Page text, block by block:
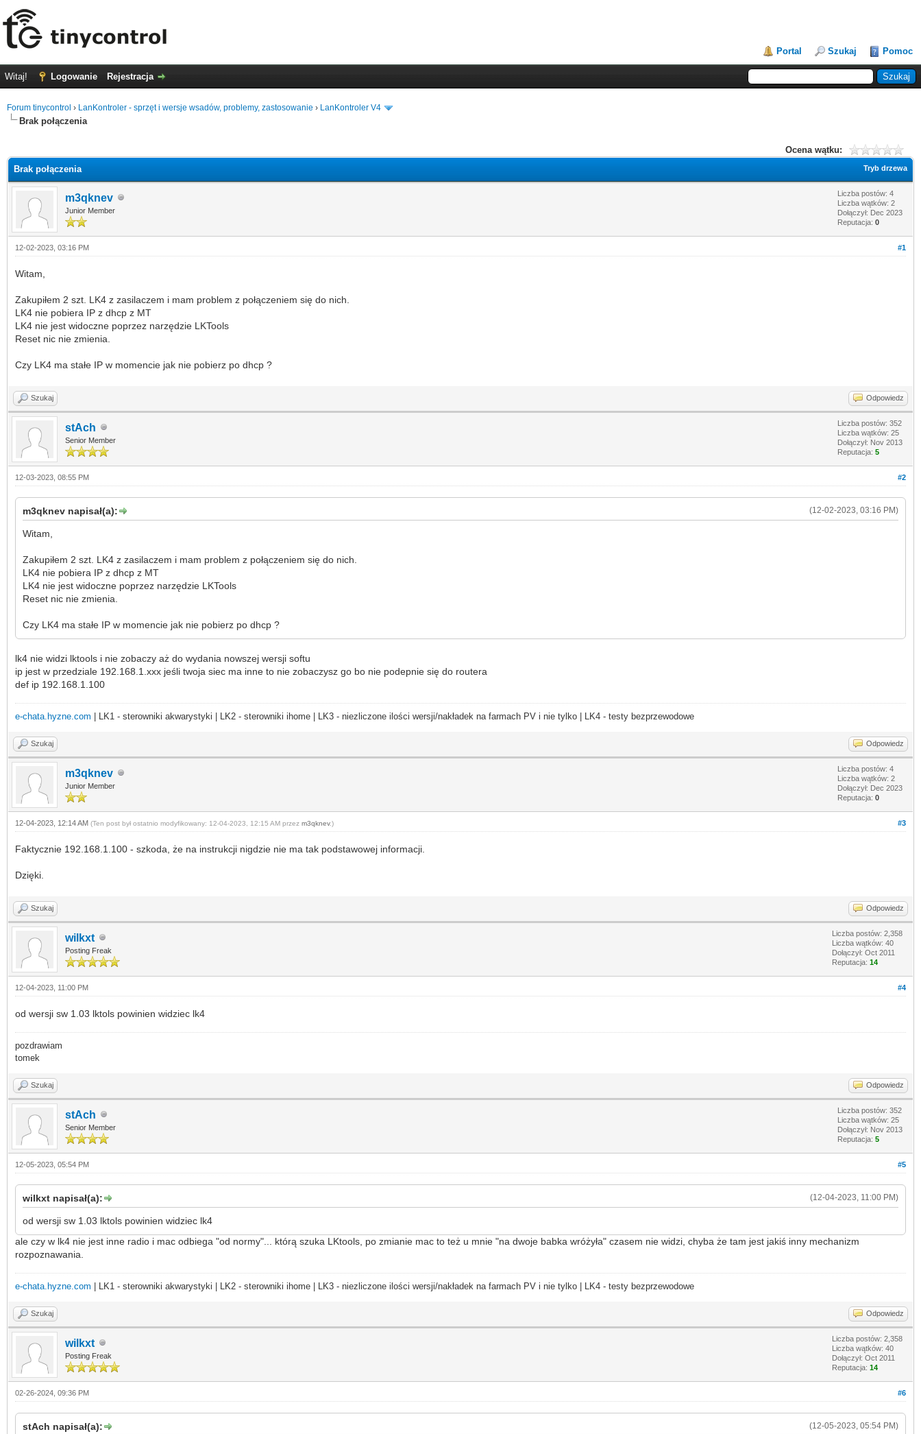
Portal Szukaj Pomoc
Witaj! Logowanie Rejestracja
Forum tinycontrol › LanKontroler - sprzęt i wersje wsadów, problemy, zastosowanie › LanKontroler V4
Brak połączenia
Ocena wątku:
Tryb drzewa
Brak połączenia
m3qknev
Junior Member
Liczba postów: 4
Liczba wątków: 2
Dołączył: Dec 2023
Reputacja: 0
#1
12-02-2023, 03:16 PM
Witam,
Zakupiłem 2 szt. LK4 z zasilaczem i mam problem z połączeniem się do nich.
LK4 nie pobiera IP z dhcp z MT
LK4 nie jest widoczne poprzez narzędzie LKTools
Reset nic nie zmienia.
Czy LK4 ma stałe IP w momencie jak nie pobierz po dhcp ?
Szukaj Odpowiedz
stAch
Senior Member
Liczba postów: 352
Liczba wątków: 25
Dołączył: Nov 2013
Reputacja: 5
#2
12-03-2023, 08:55 PM
(12-02-2023, 03:16 PM)
m3qknev napisał(a):
Witam,
Zakupiłem 2 szt. LK4 z zasilaczem i mam problem z połączeniem się do nich.
LK4 nie pobiera IP z dhcp z MT
LK4 nie jest widoczne poprzez narzędzie LKTools
Reset nic nie zmienia.
Czy LK4 ma stałe IP w momencie jak nie pobierz po dhcp ?
lk4 nie widzi lktools i nie zobaczy aż do wydania nowszej wersji softu
ip jest w przedziale 192.168.1.xxx jeśli twoja siec ma inne to nie zobaczysz go bo nie podepnie się do routera
def ip 192.168.1.100
e-chata.hyzne.com | LK1 - sterowniki akwarystyki | LK2 - sterowniki ihome | LK3 - niezliczone ilości wersji/nakładek na farmach PV i nie tylko | LK4 - testy bezprzewodowe
Szukaj Odpowiedz
m3qknev
Junior Member
Liczba postów: 4
Liczba wątków: 2
Dołączył: Dec 2023
Reputacja: 0
#3
12-04-2023, 12:14 AM (Ten post był ostatnio modyfikowany: 12-04-2023, 12:15 AM przez m3qknev.)
Faktycznie 192.168.1.100 - szkoda, że na instrukcji nigdzie nie ma tak podstawowej informacji.
Dzięki.
Szukaj Odpowiedz
wilkxt
Posting Freak
Liczba postów: 2,358
Liczba wątków: 40
Dołączył: Oct 2011
Reputacja: 14
#4
12-04-2023, 11:00 PM
od wersji sw 1.03 lktols powinien widziec lk4
pozdrawiam
tomek
Szukaj Odpowiedz
stAch
Senior Member
Liczba postów: 352
Liczba wątków: 25
Dołączył: Nov 2013
Reputacja: 5
#5
12-05-2023, 05:54 PM
(12-04-2023, 11:00 PM)
wilkxt napisał(a):
od wersji sw 1.03 lktols powinien widziec lk4
ale czy w lk4 nie jest inne radio i mac odbiega "od normy"... którą szuka LKtools, po zmianie mac to też u mnie "na dwoje babka wróżyła" czasem nie widzi, chyba że tam jest jakiś inny mechanizm
rozpoznawania.
e-chata.hyzne.com | LK1 - sterowniki akwarystyki | LK2 - sterowniki ihome | LK3 - niezliczone ilości wersji/nakładek na farmach PV i nie tylko | LK4 - testy bezprzewodowe
Szukaj Odpowiedz
wilkxt
Posting Freak
Liczba postów: 2,358
Liczba wątków: 40
Dołączył: Oct 2011
Reputacja: 14
#6
02-26-2024, 09:36 PM
(12-05-2023, 05:54 PM)
stAch napisał(a):